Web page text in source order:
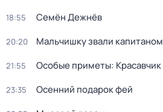
18:55 Семён Дежнёв
20:20 Мальчишку звали капитаном
21:55 Особые приметы: Красавчик
23:35 Осенний подарок фей